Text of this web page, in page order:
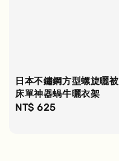
日本不鏽鋼方型螺旋曬被
床單神器蝸牛曬衣架
Regular
NT$ 625